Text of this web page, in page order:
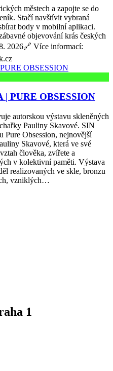
městech a zapojte se do
Stačí navštívit vybraná
body v mobilní aplikaci.
objevování krás českých
2026🔗 Více informací:
PURE OBSESSION
autorskou výstavu skleněných
Pauliny Skavové. SIN
Pure Obsession, nejnovější
Skavové, která ve své
člověka, zvířete a
v kolektivní paměti. Výstava
realizovaných ve skle, bronzu
vzniklých…
1